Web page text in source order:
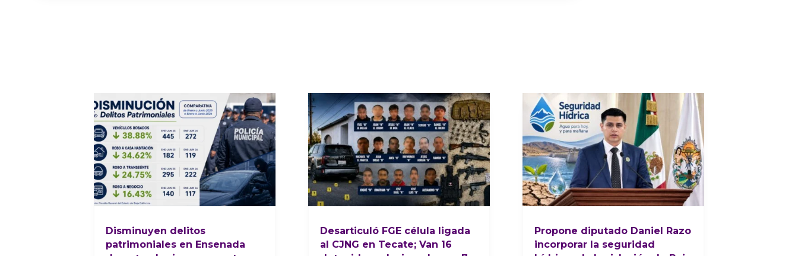
Disminuyen delitos
patrimoniales en Ensenada
Desarticuló FGE célula ligada
al CJNG en Tecate; Van 16
Propone diputado Daniel Razo
incorporar la seguridad